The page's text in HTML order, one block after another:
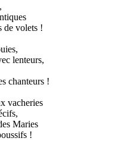
de volets !
lenteurs,
chanteurs !
vacheries
Maries
!